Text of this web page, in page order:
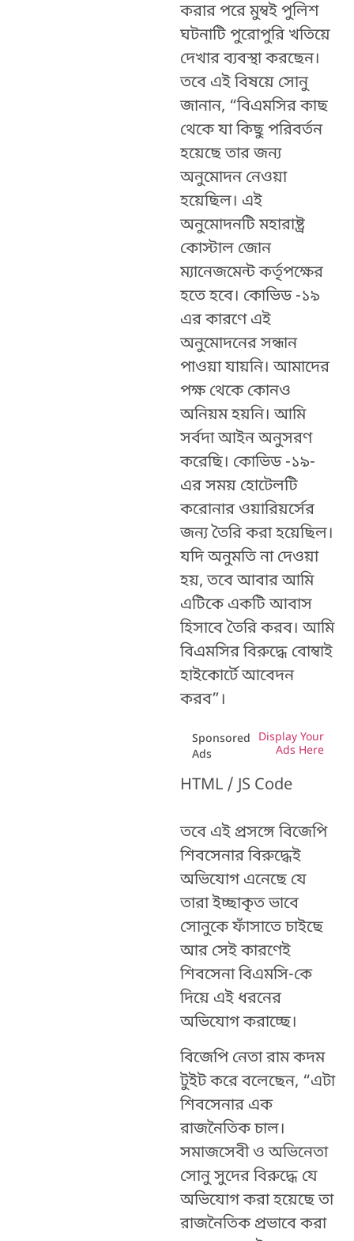
করার পরে মুম্বই পুলিশ
ঘটনাটি পুরোপুরি খতিয়ে
দেখার ব্যবস্থা করছেন।
তবে এই বিষয়ে সোনু
জানান, “বিএমসির কাছ
থেকে যা কিছু পরিবর্তন
হয়েছে তার জন্য
অনুমোদন নেওয়া
হয়েছিল। এই
অনুমোদনটি মহারাষ্ট্র
কোস্টাল জোন
ম্যানেজমেন্ট কর্তৃপক্ষের
হতে হবে। কোভিড -১৯
এর কারণে এই
অনুমোদনের সন্ধান
পাওয়া যায়নি। আমাদের
পক্ষ থেকে কোনও
অনিয়ম হয়নি। আমি
সর্বদা আইন অনুসরণ
করেছি। কোভিড -১৯-
এর সময় হোটেলটি
করোনার ওয়ারিয়র্সের
জন্য তৈরি করা হয়েছিল।
যদি অনুমতি না দেওয়া
হয়, তবে আবার আমি
এটিকে একটি আবাস
হিসাবে তৈরি করব। আমি
বিএমসির বিরুদ্ধে বোম্বাই
হাইকোর্টে আবেদন
করব”।
Sponsored
Ads
Display Your
Ads Here
HTML / JS Code
তবে এই প্রসঙ্গে বিজেপি
শিবসেনার বিরুদ্ধেই
অভিযোগ এনেছে যে
তারা ইচ্ছাকৃত ভাবে
সোনুকে ফাঁসাতে চাইছে
আর সেই কারণেই
শিবসেনা বিএমসি-কে
দিয়ে এই ধরনের
অভিযোগ করাচ্ছে।
বিজেপি নেতা রাম কদম
টুইট করে বলেছেন, “এটা
শিবসেনার এক
রাজনৈতিক চাল।
সমাজসেবী ও অভিনেতা
সোনু সুদের বিরুদ্ধে যে
অভিযোগ করা হয়েছে তা
রাজনৈতিক প্রভাবে করা